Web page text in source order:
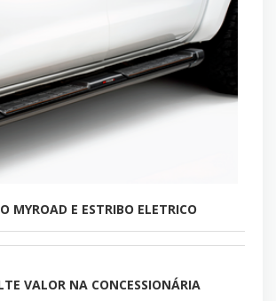
MYROAD E ESTRIBO ELETRICO
VALOR NA CONCESSIONÁRIA